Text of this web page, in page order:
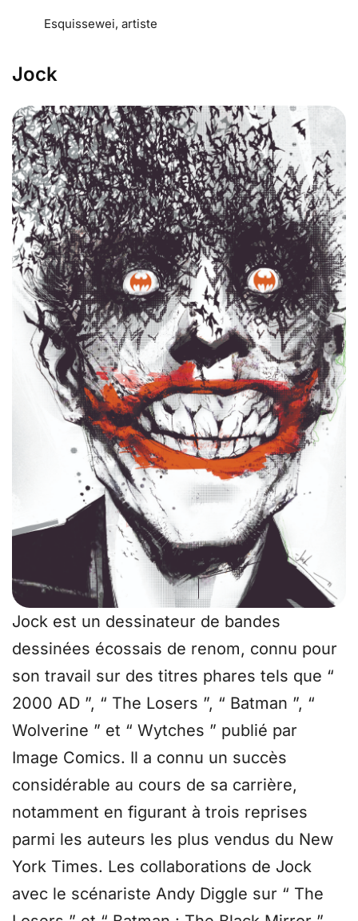
Esquissewei, artiste
Jock
Jock est un dessinateur de bandes
dessinées écossais de renom, connu pour
son travail sur des titres phares tels que “
2000 AD ”, “ The Losers ”, “ Batman ”, “
Wolverine ” et “ Wytches ” publié par
Image Comics. Il a connu un succès
considérable au cours de sa carrière,
notamment en figurant à trois reprises
parmi les auteurs les plus vendus du New
York Times. Les collaborations de Jock
avec le scénariste Andy Diggle sur “ The